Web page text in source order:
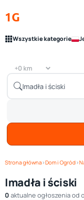
1G
Wszystkie kategorie
Strona główna›Dom i Ogród ›
Imadła i ściski
0 aktualne ogłoszenia od